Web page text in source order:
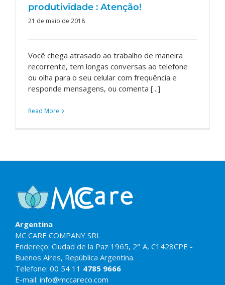
produtividade : Atenção!
21 de maio de 2018
Você chega atrasado ao trabalho de maneira
recorrente, tem longas conversas ao telefone
ou olha para o seu celular com frequência e
responde mensagens, ou comenta [...]
Read More
Argentina
MC CARE COMPANY SRL
Endereço: Ciudad de la Paz 1965, 2° A, C1428CPE -
Buenos Aires, República Argentina.
Telefone: 00 54 11 4785 9666
E-mail: info@mccareco.com